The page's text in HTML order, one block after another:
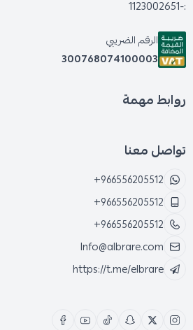
:-1123002651
الرقم الضريبي
300768074100003
روابط مهمة
تواصل معنا
+966556205512
+966556205512
+966556205512
Info@albrare.com
https://t.me/elbrare